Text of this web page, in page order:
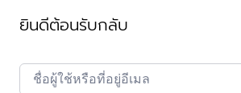
ยินดีต้อนรับกลับ